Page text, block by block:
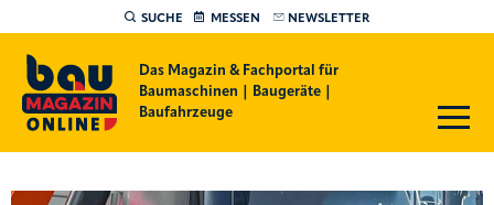
SUCHE MESSEN NEWSLETTER
Das Magazin & Fachportal für
Baumaschinen | Baugeräte |
Baufahrzeuge